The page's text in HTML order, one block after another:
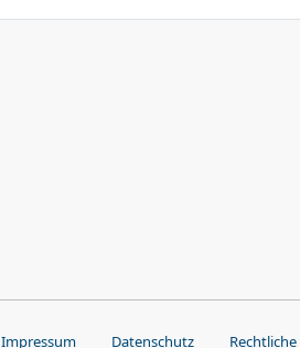
Impressum Datenschutz